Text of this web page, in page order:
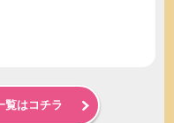
覧はコチラ